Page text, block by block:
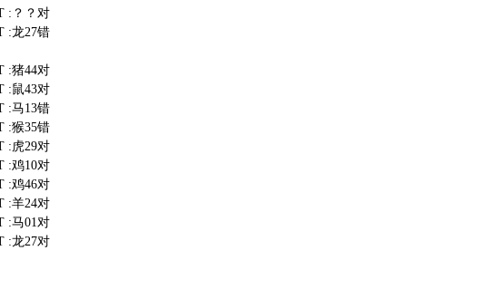
:？？对
:龙27错
:猪44对
:鼠43对
:马13错
:猴35错
:虎29对
:鸡10对
:鸡46对
:羊24对
:马01对
:龙27对